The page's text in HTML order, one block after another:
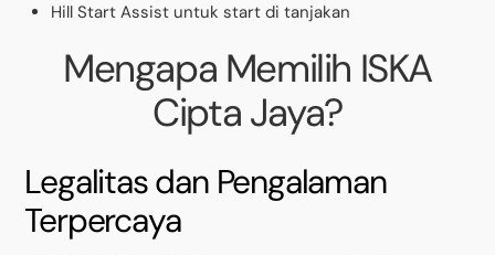
Hill Start Assist untuk start di tanjakan
Mengapa Memilih ISKA
Cipta Jaya?
Legalitas dan Pengalaman
Terpercaya